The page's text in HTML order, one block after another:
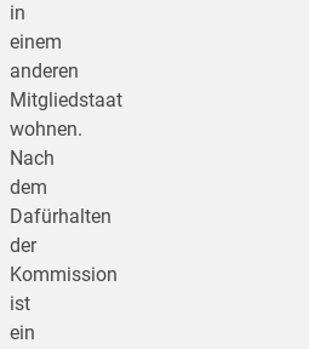
in
einem
anderen
Mitgliedstaat
wohnen.
Nach
dem
Dafürhalten
der
Kommission
ist
ein